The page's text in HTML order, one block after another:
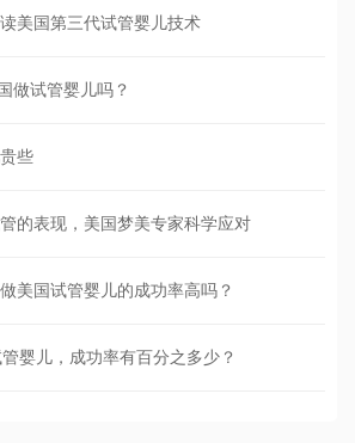
美国第三代试管婴儿技术
做试管婴儿吗？
些
的表现，美国梦美专家科学应对
美国试管婴儿的成功率高吗？
婴儿，成功率有百分之多少？